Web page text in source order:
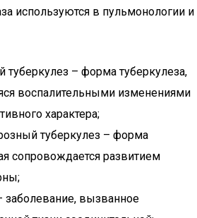
используются в пульмонологии и
туберкулез – форма туберкулеза,
воспалительными изменениями
характера;
туберкулез – форма
сопровождается развитием
заболевание, вызванное